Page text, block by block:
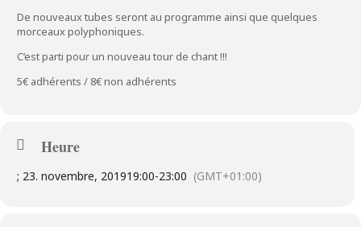
De nouveaux tubes seront au programme ainsi que quelques
morceaux polyphoniques.
C’est parti pour un nouveau tour de chant !!!
5€ adhérents / 8€ non adhérents
Heure
; 23. novembre, 201919:00-23:00 (GMT+01:00)